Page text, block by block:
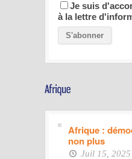
Je suis
à la lettre
Afrique :
non plus
Juil 15, 2025